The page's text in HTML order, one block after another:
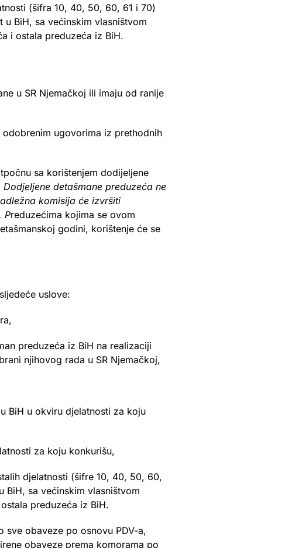
(šifra 10, 40, 50, 60, 61 i 70)
BiH, sa većinskim vlasništvom
i ostala preduzeća iz BiH.
u SR Njemačkoj ili imaju od ranije
ugovorima iz prethodnih
sa korištenjem dodijeljene
Dodjeljene detašmane preduzeća ne
komisija će izvršiti
Preduzećima kojima se ovom
godini, korištenje će se
uslove:
preduzeća iz BiH na realizaciji
njihovog rada u SR Njemačkoj,
BiH u okviru djelatnosti za koju
za koju konkurišu,
djelatnosti (šifre 10, 40, 50, 60,
BiH, sa većinskim vlasništvom
preduzeća iz BiH.
obaveze po osnovu PDV-a,
obaveze prema komorama po